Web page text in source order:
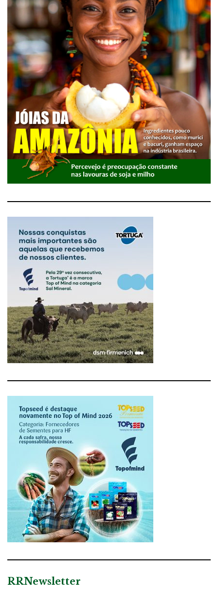
RRNewsletter